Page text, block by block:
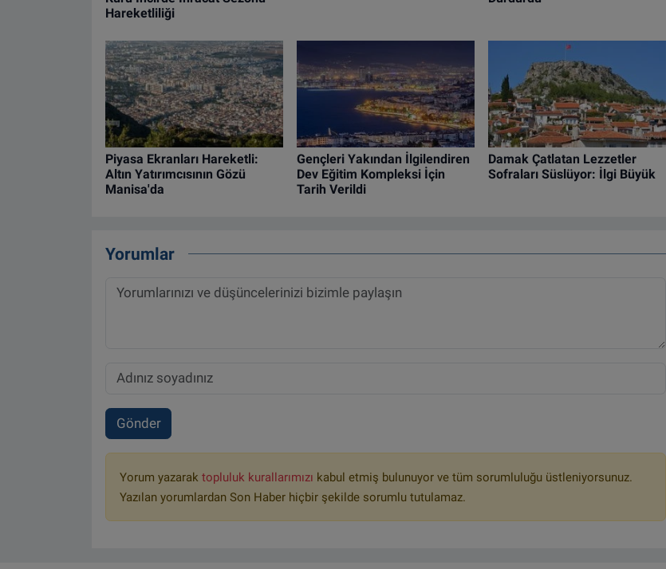
Hareketliliği
Piyasa Ekranları Hareketli:
Altın Yatırımcısının Gözü
Manisa'da
Gençleri Yakından İlgilendiren
Dev Eğitim Kompleksi İçin
Tarih Verildi
Damak Çatlatan Lezzetler
Sofraları Süslüyor: İlgi Büyük
Yorumlar
Gönder
Yorum yazarak topluluk kurallarımızı kabul etmiş bulunuyor ve tüm sorumluluğu üstleniyorsunuz.
Yazılan yorumlardan Son Haber hiçbir şekilde sorumlu tutulamaz.